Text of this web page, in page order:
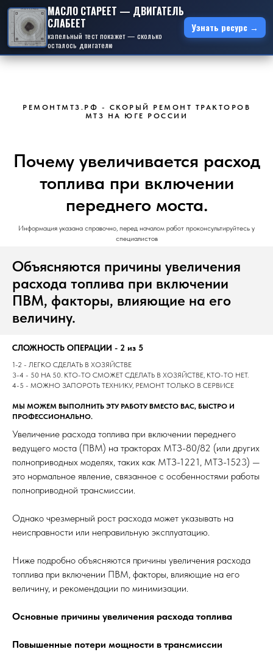
МАСЛО СТАРЕЕТ — ДВИГАТЕЛЬ
СЛАБЕЕТ
капельный тест покажет — сколько
осталось двигателю
Узнать ресурс →
РЕМОНТМТЗ.РФ - СКОРЫЙ РЕМОНТ ТРАКТОРОВ
МТЗ НА ЮГЕ РОССИИ
Почему увеличивается расход
топлива при включении
переднего моста.
Информация указана справочно, перед началом работ проконсультируйтесь у
специалистов
Объясняются причины увеличения
расхода топлива при включении
ПВМ, факторы, влияющие на его
величину.
СЛОЖНОСТЬ ОПЕРАЦИИ - 2 из 5
1-2 - ЛЕГКО СДЕЛАТЬ В ХОЗЯЙСТВЕ
3-4 - 50 НА 50. КТО-ТО СМОЖЕТ СДЕЛАТЬ В ХОЗЯЙСТВЕ, КТО-ТО НЕТ.
4-5 - МОЖНО ЗАПОРОТЬ ТЕХНИКУ, РЕМОНТ ТОЛЬКО В СЕРВИСЕ
МЫ МОЖЕМ ВЫПОЛНИТЬ ЭТУ РАБОТУ ВМЕСТО ВАС, БЫСТРО И
ПРОФЕССИОНАЛЬНО.
Увеличение расхода топлива при включении переднего
ведущего моста (ПВМ) на тракторах МТЗ-80/82 (или других
полноприводных моделях, таких как МТЗ-1221, МТЗ-1523) —
это нормальное явление, связанное с особенностями работы
полноприводной трансмиссии.
Однако чрезмерный рост расхода может указывать на
неисправности или неправильную эксплуатацию.
Ниже подробно объясняются причины увеличения расхода
топлива при включении ПВМ, факторы, влияющие на его
величину, и рекомендации по минимизации.
Основные причины увеличения расхода топлива
Повышенные потери мощности в трансмиссии